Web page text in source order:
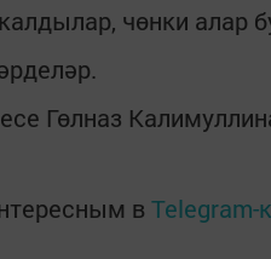
чөнки алар
Гөлназ
в Telegram-